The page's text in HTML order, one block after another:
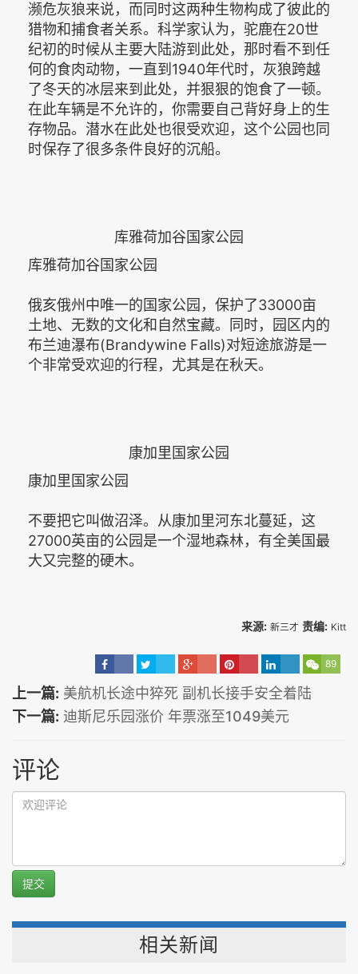
濒危灰狼来说，而同时这两种生物构成了彼此的
猎物和捕食者关系。科学家认为，驼鹿在20世
纪初的时候从主要大陆游到此处，那时看不到任
何的食肉动物，一直到1940年代时，灰狼跨越
了冬天的冰层来到此处，并狠狠的饱食了一顿。
在此车辆是不允许的，你需要自己背好身上的生
存物品。潜水在此处也很受欢迎，这个公园也同
时保存了很多条件良好的沉船。
库雅荷加谷国家公园
库雅荷加谷国家公园
俄亥俄州中唯一的国家公园，保护了33000亩
土地、无数的文化和自然宝藏。同时，园区内的
布兰迪瀑布(Brandywine Falls)对短途旅游是一
个非常受欢迎的行程，尤其是在秋天。
康加里国家公园
康加里国家公园
不要把它叫做沼泽。从康加里河东北蔓延，这
27000英亩的公园是一个湿地森林，有全美国最
大又完整的硬木。
来源: 新三才 责编: Kitt
89
上一篇: 美航机长途中猝死 副机长接手安全着陆
下一篇: 迪斯尼乐园涨价 年票涨至1049美元
评论
提交
相关新闻